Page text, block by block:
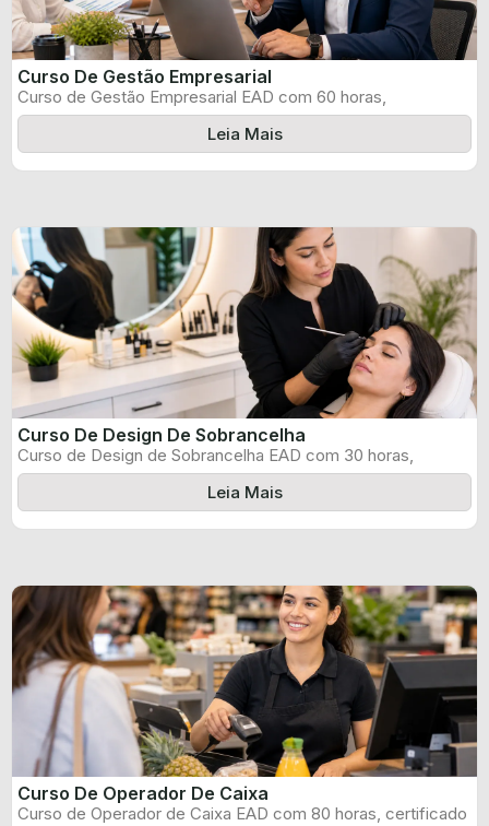
Curso De Gestão Empresarial
Curso de Gestão Empresarial EAD com 60 horas,
certificado informado pelo produtor e ...
Leia Mais
Curso De Design De Sobrancelha
Curso de Design de Sobrancelha EAD com 30 horas,
certificado informado pelo produtor ...
Leia Mais
Curso De Operador De Caixa
Curso de Operador de Caixa EAD com 80 horas, certificado